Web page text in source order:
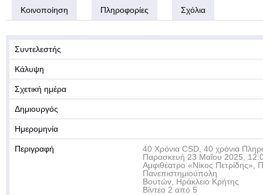
Κοινοποίηση Πληροφορίες Σχόλια
Συντελεστής
Κάλυψη
Σχετική ημέρα
Δημιουργός
Ημερομηνία
Περιγραφή
40 Χρόνια CSD, 40 χρόνια
Παρασκευή 23 Μαΐου 2025,
Αμφιθέατρο «Νίκος Πετρίδης»,
Πανεπιστημιούπολη
Βουτών, Ηράκλειο Κρήτης
Βίντεο 2 από 5